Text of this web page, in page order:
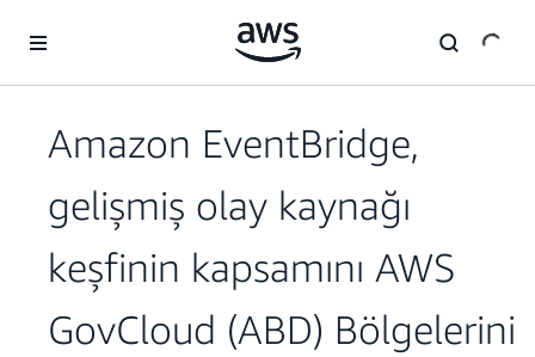
Amazon EventBridge,
gelişmiş olay kaynağı
keşfinin kapsamını AWS
GovCloud (ABD) Bölgelerini